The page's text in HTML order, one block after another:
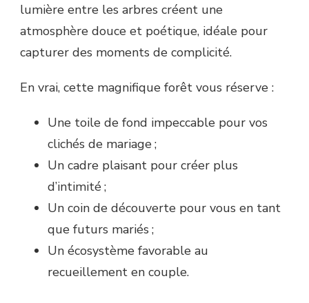
lumière entre les arbres créent une
atmosphère douce et poétique, idéale pour
capturer des moments de complicité.
En vrai, cette magnifique forêt vous réserve :
Une toile de fond impeccable pour vos
clichés de mariage ;
Un cadre plaisant pour créer plus
d’intimité ;
Un coin de découverte pour vous en tant
que futurs mariés ;
Un écosystème favorable au
recueillement en couple.